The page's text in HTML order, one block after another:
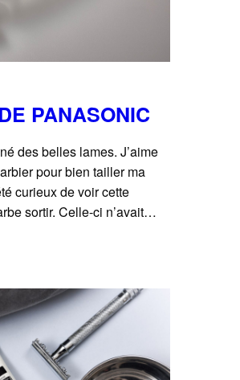
PANASONIC
des belles lames. J’aime
pour bien tailler ma
curieux de voir cette
sortir. Celle-ci n’avait…